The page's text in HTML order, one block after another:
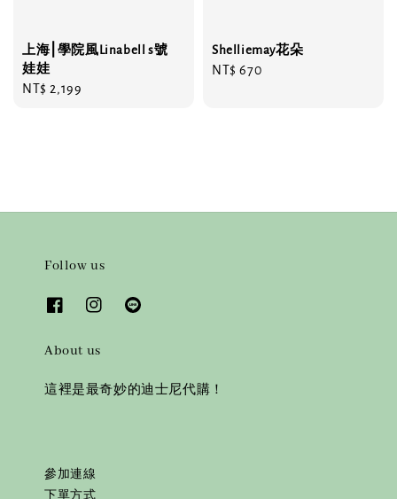
上海⎮學院風Linabell s號
娃娃
Regular
NT$ 2,199
Shelliemay花朵
Regular
NT$ 670
Follow us
About us
這裡是最奇妙的迪士尼代購！
參加連線
下單方式